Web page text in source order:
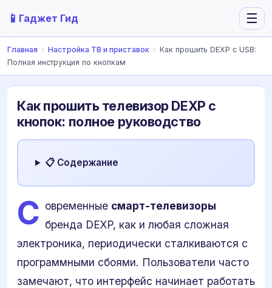
📱 Гаджет Гид ☰
Главная › Настройка ТВ и приставок › Как прошить DEXP с USB:
Полная инструкция по кнопкам
Как прошить телевизор DEXP с
кнопок: полное руководство
📋 Содержание
С овременные смарт-телевизоры
бренда DEXP, как и любая сложная
электроника, периодически сталкиваются с
программными сбоями. Пользователи часто
замечают, что интерфейс начинает работать